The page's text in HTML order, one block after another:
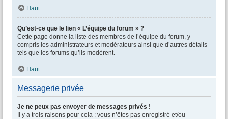
Haut
Qu’est-ce que le lien « L’équipe du forum » ?
Cette page donne la liste des membres de l’équipe du forum, y
compris les administrateurs et modérateurs ainsi que d’autres détails
tels que les forums qu’ils modèrent.
Haut
Messagerie privée
Je ne peux pas envoyer de messages privés !
Il y a trois raisons pour cela : vous n’êtes pas enregistré et/ou